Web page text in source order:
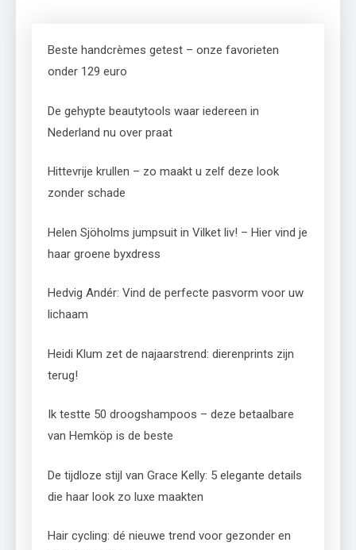
Beste handcrèmes getest – onze favorieten
onder 129 euro
De gehypte beautytools waar iedereen in
Nederland nu over praat
Hittevrije krullen – zo maakt u zelf deze look
zonder schade
Helen Sjöholms jumpsuit in Vilket liv! – Hier vind je
haar groene byxdress
Hedvig Andér: Vind de perfecte pasvorm voor uw
lichaam
Heidi Klum zet de najaarstrend: dierenprints zijn
terug!
Ik testte 50 droogshampoos – deze betaalbare
van Hemköp is de beste
De tijdloze stijl van Grace Kelly: 5 elegante details
die haar look zo luxe maakten
Hair cycling: dé nieuwe trend voor gezonder en